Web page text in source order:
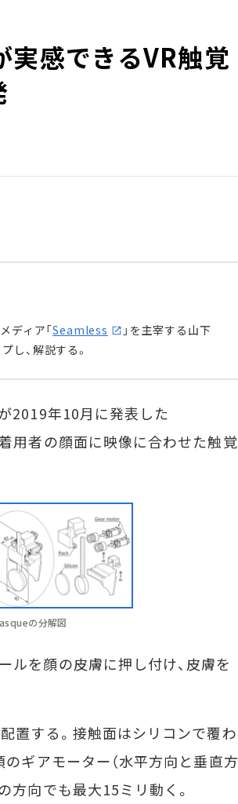
実感できるVR触覚
ディア「Seamless
」を主宰する山下
し、解説する。
2019年10月に発表した
着用者の顔面に映像に合わせた触覚
の分解図
を顔の皮膚に押し付け、皮膚を
置する。接触面はシリコンで覆わ
ギアモーター（水平方向と垂直方
方向でも最大15ミリ動く。